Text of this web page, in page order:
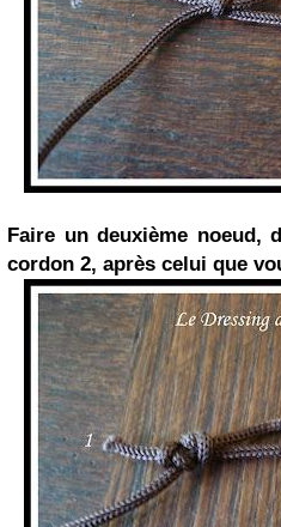
Faire un deuxième noeud,
cordon 2, après celui que